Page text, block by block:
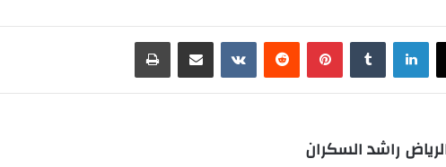
لينكدإن بينتيريست مشاركة عبر البريد طباعة
راشد السكران